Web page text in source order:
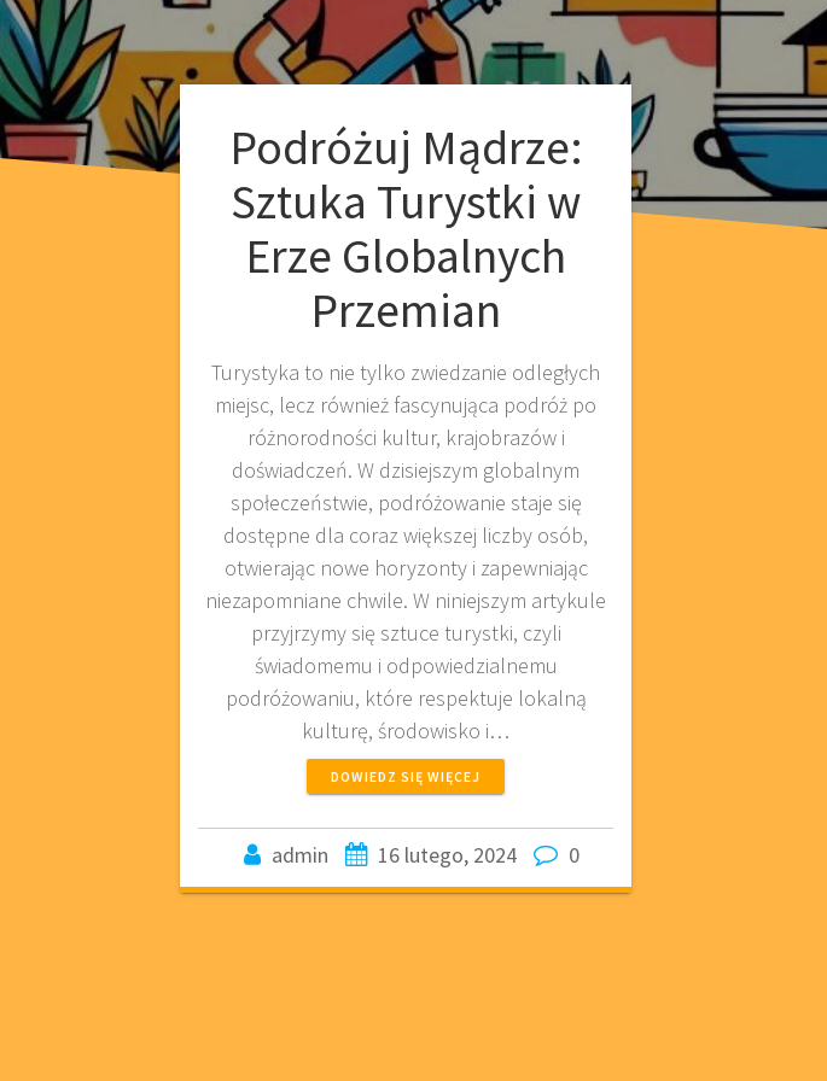
Podróżuj Mądrze:
Sztuka Turystki w
Erze Globalnych
Przemian
Turystyka to nie tylko zwiedzanie odległych
miejsc, lecz również fascynująca podróż po
różnorodności kultur, krajobrazów i
doświadczeń. W dzisiejszym globalnym
społeczeństwie, podróżowanie staje się
dostępne dla coraz większej liczby osób,
otwierając nowe horyzonty i zapewniając
niezapomniane chwile. W niniejszym artykule
przyjrzymy się sztuce turystki, czyli
świadomemu i odpowiedzialnemu
podróżowaniu, które respektuje lokalną
kulturę, środowisko i…
DOWIEDZ SIĘ WIĘCEJ
admin 16 lutego, 2024 0